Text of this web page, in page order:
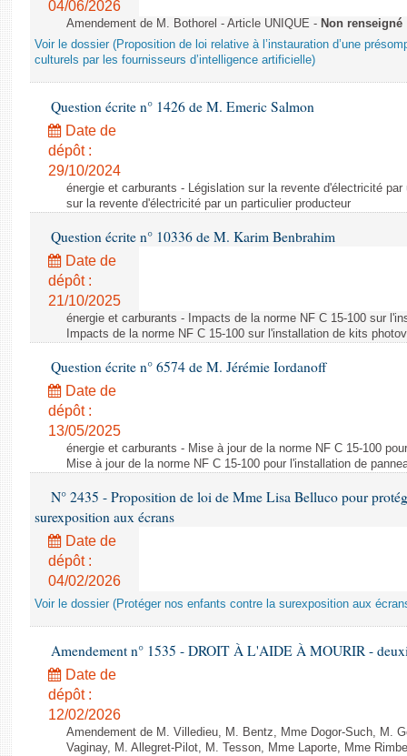
04/06/2026
Amendement de M. Bothorel - Article UNIQUE - Non renseigné
Voir le dossier (Proposition de loi relative à l’instauration d’une
culturels par les fournisseurs d’intelligence artificielle)
Question écrite n° 1426 de M. Emeric Salmon
Date de
dépôt :
29/10/2024
énergie et carburants - Législation sur la revente d'électricité
sur la revente d'électricité par un particulier producteur
Question écrite n° 10336 de M. Karim Benbrahim
Date de
dépôt :
21/10/2025
énergie et carburants - Impacts de la norme NF C 15-100 sur
Impacts de la norme NF C 15-100 sur l'installation de kits
Question écrite n° 6574 de M. Jérémie Iordanoff
Date de
dépôt :
13/05/2025
énergie et carburants - Mise à jour de la norme NF C 15-100
Mise à jour de la norme NF C 15-100 pour l'installation de
N° 2435 - Proposition de loi de Mme Lisa Belluco pour
surexposition aux écrans
Date de
dépôt :
04/02/2026
Voir le dossier (Protéger nos enfants contre la surexposition aux
Amendement n° 1535 - DROIT À L'AIDE À MOURIR -
Date de
dépôt :
12/02/2026
Amendement de M. Villedieu, M. Bentz, Mme Dogor-Such, M.
Vaginay, M. Allegret-Pilot, M. Tesson, Mme Laporte, Mme